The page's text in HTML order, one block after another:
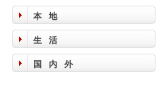
本地
生活
国内外